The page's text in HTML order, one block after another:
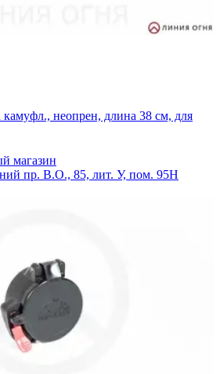
неопрен, длина 38 см, для
магазин
пр. В.О., 85, лит. У, пом. 95Н